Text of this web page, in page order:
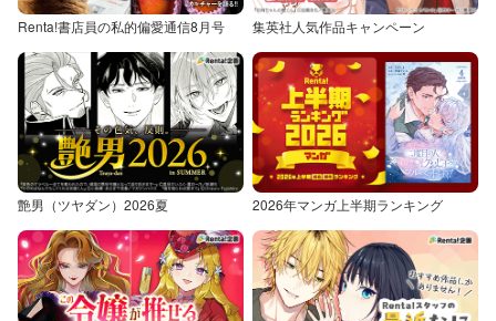
Renta!書店員の私的偏愛通信8月号 集英社人気作品キャンペーン
艶男（ツヤダン）2026夏 2026年マンガ上半期ランキング